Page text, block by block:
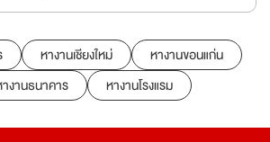
หางานเชียงใหม่
หางานขอนแก่น
งานธนาคาร หางานโรงแรม